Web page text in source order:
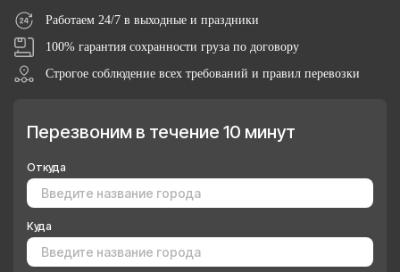
Работаем 24/7 в выходные и праздники
100% гарантия сохранности груза по договору
Строгое соблюдение всех требований и правил перевозки
Перезвоним в течение 10 минут
Откуда
Куда